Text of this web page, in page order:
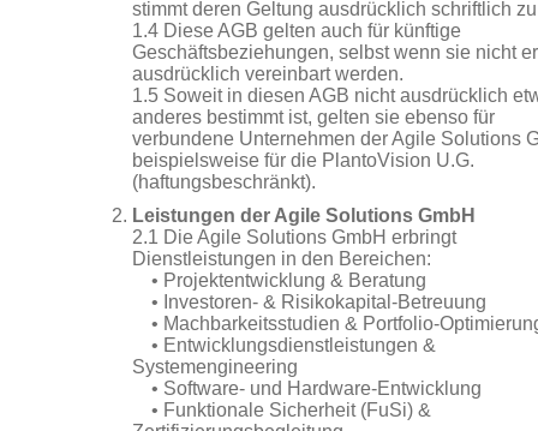
stimmt deren Geltung ausdrücklich schriftlich
1.4 Diese AGB gelten auch für künftige
Geschäftsbeziehungen, selbst wenn sie nicht
ausdrücklich vereinbart werden.
1.5 Soweit in diesen AGB nicht ausdrücklich
anderes bestimmt ist, gelten sie ebenso für
verbundene Unternehmen der Agile Solutions
beispielsweise für die PlantoVision U.G.
(haftungsbeschränkt).
Leistungen der Agile Solutions GmbH
2.1 Die Agile Solutions GmbH erbringt
Dienstleistungen in den Bereichen:
• Projektentwicklung & Beratung
• Investoren- & Risikokapital-Betreuung
• Machbarkeitsstudien & Portfolio-
• Entwicklungsdienstleistungen &
Systemengineering
• Software- und Hardware-Entwicklung
• Funktionale Sicherheit (FuSi) &